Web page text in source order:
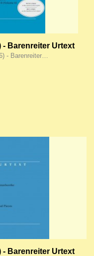
- Barenreiter Urtext
- Barenreiter…
- Barenreiter Urtext